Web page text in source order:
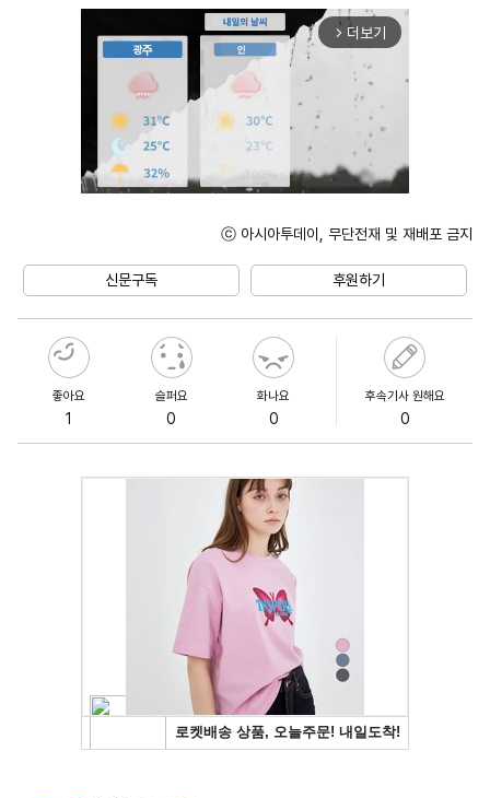
arrow_forward_ios 더보기
ⓒ 아시아투데이, 무단전재 및 재배포 금지
신문구독 후원하기
좋아요
1
슬퍼요
0
화나요
0
후속기사 원해요
0